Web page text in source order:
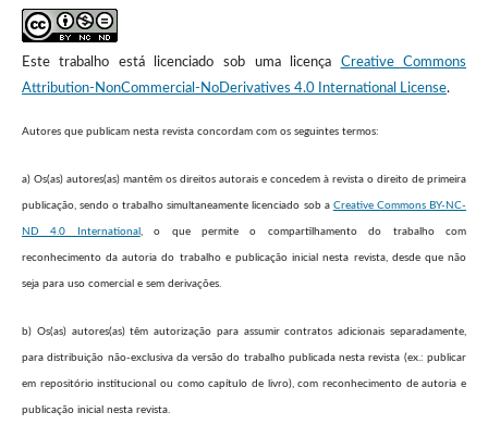
Este trabalho está licenciado sob uma licença Creative Commons
Attribution-NonCommercial-NoDerivatives 4.0 International License.
Autores que publicam nesta revista concordam com os seguintes termos:
a) Os(as) autores(as) mantêm os direitos autorais e concedem à revista o direito de primeira
publicação, sendo o trabalho simultaneamente licenciado sob a Creative Commons BY-NC-
ND 4.0 International , o que permite o compartilhamento do trabalho com
reconhecimento da autoria do trabalho e publicação inicial nesta revista, desde que não
seja para uso comercial e sem derivações.
b) Os(as) autores(as) têm autorização para assumir contratos adicionais separadamente,
para distribuição não-exclusiva da versão do trabalho publicada nesta revista (ex.: publicar
em repositório institucional ou como capítulo de livro), com reconhecimento de autoria e
publicação inicial nesta revista.